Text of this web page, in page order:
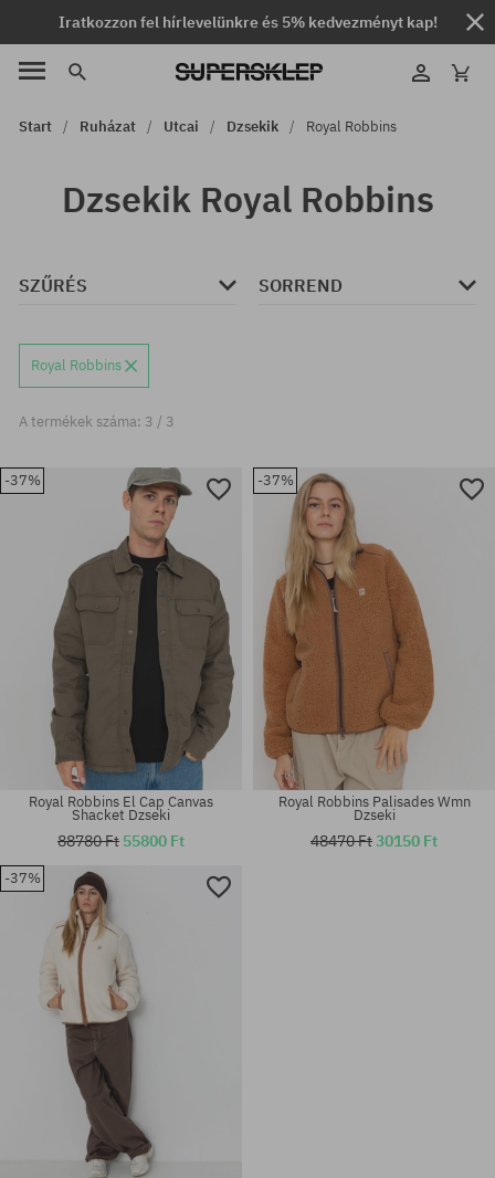
Iratkozzon fel hírlevelünkre és 5% kedvezményt kap!
Start Ruházat Utcai Dzsekik Royal Robbins
Dzsekik Royal Robbins
SZŰRÉS SORREND
Royal Robbins
A termékek száma: 3 / 3
-37%
Royal Robbins El Cap Canvas
Shacket Dzseki
88780 Ft 55800 Ft
-37%
Royal Robbins Palisades Wmn
Dzseki
48470 Ft30150 Ft
-37%